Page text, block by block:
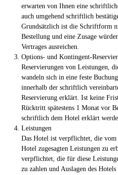
erwarten von Ihnen eine
auch umgehend schriftlich
Grundsätzlich ist die Schriftform
Bestellung und eine Zusage
Vertrages ausreichen.
Options- und Kontingent-
Reservierungen von Leistungen,
wandeln sich in eine feste
innerhalb der schriftlich
Reservierung erklärt. Ist keine
Rücktritt spätestens 1 Monat vor
schriftlich dem Hotel erklärt
Leistungen
Das Hotel ist verpflichtet, die
Hotel zugesagten Leistungen zu
verpflichtet, die für diese
zu zahlen und Auslagen des